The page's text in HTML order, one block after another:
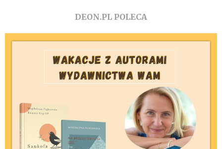
DEON.PL POLECA